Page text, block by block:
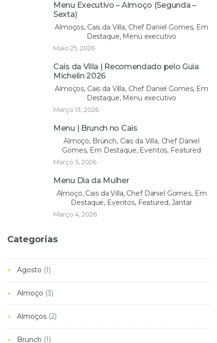
Menu Executivo – Almoço (Segunda –
Sexta)
Almoços, Cais da Villa, Chef Daniel Gomes, Em
Destaque, Menu executivo
Maio 25, 2026
Cais da Villa | Recomendado pelo Guia
Michelin 2026
Almoços, Cais da Villa, Chef Daniel Gomes, Em
Destaque, Menu executivo
Março 13, 2026
Menu | Brunch no Cais
Almoço, Brunch, Cais da Villa, Chef Daniel
Gomes, Em Destaque, Eventos, Featured
Março 5, 2026
Menu Dia da Mulher
Almoço, Cais da Villa, Chef Daniel Gomes, Em
Destaque, Eventos, Featured, Jantar
Março 4, 2026
Categorias
Agosto (1)
Almoço (3)
Almoços (2)
Brunch (1)